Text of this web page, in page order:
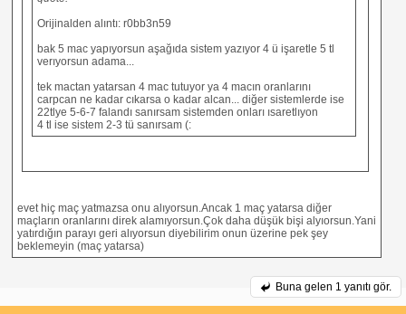
Orijinalden alıntı: r0bb3n59
bak 5 mac yapıyorsun aşağıda sistem yazıyor 4 ü işaretle 5 tl
verıyorsun adama...
tek mactan yatarsan 4 mac tutuyor ya 4 macın oranlarını
carpcan ne kadar cıkarsa o kadar alcan... diğer sistemlerde ise
22tlye 5-6-7 falandı sanırsam sistemden onları ısaretlıyon
4 tl ise sistem 2-3 tü sanırsam (:
evet hiç maç yatmazsa onu alıyorsun.Ancak 1 maç yatarsa diğer
maçların oranlarını direk alamıyorsun.Çok daha düşük bişi alyıorsun.Yani
yatırdığın parayı geri alıyorsun diyebilirim onun üzerine pek şey
beklemeyin (maç yatarsa)
Buna gelen 1 yanıtı gör.